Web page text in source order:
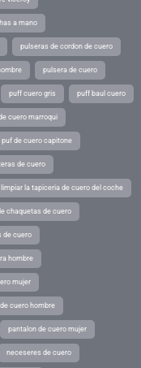
a mano
pulseras de cordon de cuero
pulsera de cuero
puff cuero gris puff baul cuero
cuero marroqui
puf de cuero capitone
de cuero
la tapiceria de cuero del coche
chaquetas de cuero
de cuero
hombre
mujer
cuero hombre
pantalon de cuero mujer
neceseres de cuero